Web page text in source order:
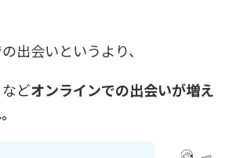
出会いというより、
どオンラインでの出会いが増え